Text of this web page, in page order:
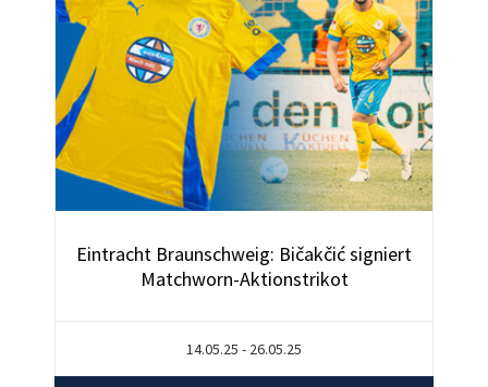
Eintracht Braunschweig: Bičakčić signiert
Matchworn-Aktionstrikot
14.05.25 - 26.05.25